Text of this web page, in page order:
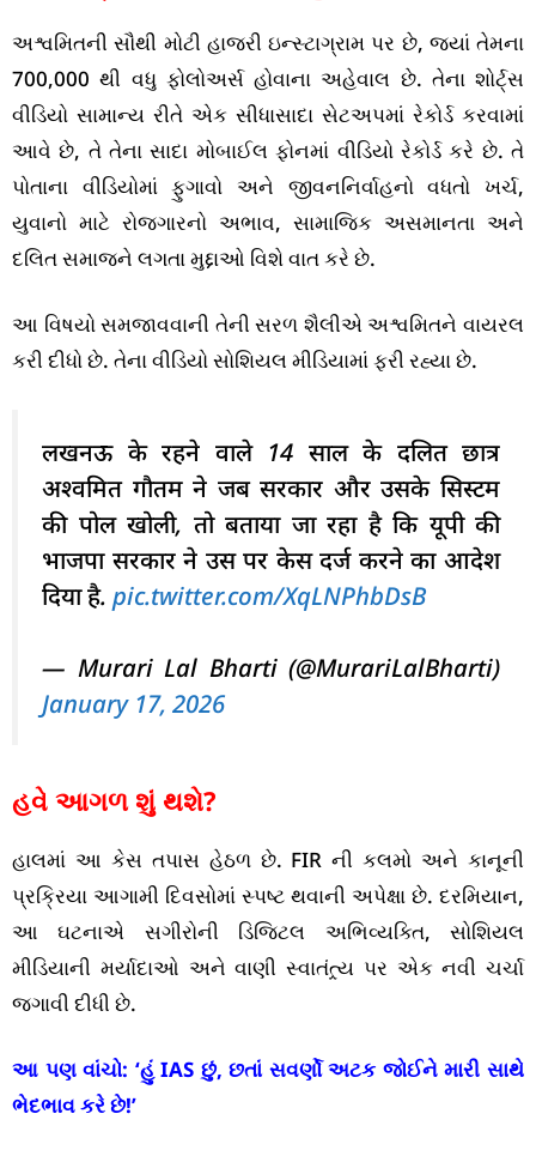
અશ્વમિતની સૌથી મોટી હાજરી ઇન્સ્ટાગ્રામ પર છે, જ્યાં તેમના
700,000 થી વધુ ફોલોઅર્સ હોવાના અહેવાલ છે. તેના શોર્ટ્સ
વીડિયો સામાન્ય રીતે એક સીધાસાદા સેટઅપમાં રેકોર્ડ કરવામાં
આવે છે, તે તેના સાદા મોબાઈલ ફોનમાં વીડિયો રેકોર્ડ કરે છે. તે
પોતાના વીડિયોમાં ફુગાવો અને જીવનનિર્વાહનો વધતો ખર્ચ,
યુવાનો માટે રોજગારનો અભાવ, સામાજિક અસમાનતા અને
દલિત સમાજને લગતા મુદ્દાઓ વિશે વાત કરે છે.
આ વિષયો સમજાવવાની તેની સરળ શૈલીએ અશ્વમિતને વાયરલ
કરી દીધો છે. તેના વીડિયો સોશિયલ મીડિયામાં ફરી રહ્યા છે.
लखनऊ के रहने वाले 14 साल के दलित छात्र
अश्वमित गौतम ने जब सरकार और उसके सिस्टम
की पोल खोली, तो बताया जा रहा है कि यूपी की
भाजपा सरकार ने उस पर केस दर्ज करने का आदेश
दिया है. pic.twitter.com/XqLNPhbDsB
— Murari Lal Bharti (@MurariLalBharti)
January 17, 2026
હવે આગળ શું થશે?
હાલમાં આ કેસ તપાસ હેઠળ છે. FIR ની કલમો અને કાનૂની
પ્રક્રિયા આગામી દિવસોમાં સ્પષ્ટ થવાની અપેક્ષા છે. દરમિયાન,
આ ઘટનાએ સગીરોની ડિજિટલ અભિવ્યક્તિ, સોશિયલ
મીડિયાની મર્યાદાઓ અને વાણી સ્વાતંત્ર્ય પર એક નવી ચર્ચા
જગાવી દીધી છે.
આ પણ વાંચો: ‘હું IAS છું, છતાં સવર્ણો અટક જોઈને મારી સાથે
ભેદભાવ કરે છે!’